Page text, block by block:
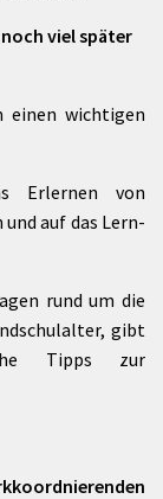
viel später
einen wichtigen
Erlernen von
auf das Lern-
rund um die
gibt
Tipps zur